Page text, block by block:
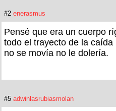
#2 enerasmus
Pensé que era un cuerpo
todo el trayecto de la
no se movía no le dolería.
#5 adwinlasrubiasmolan